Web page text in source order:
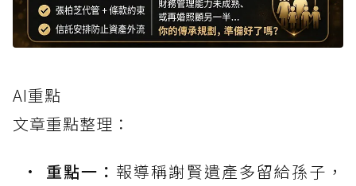
AI重點
文章重點整理：
重點一： 報導稱謝賢遺產多留給孫子，